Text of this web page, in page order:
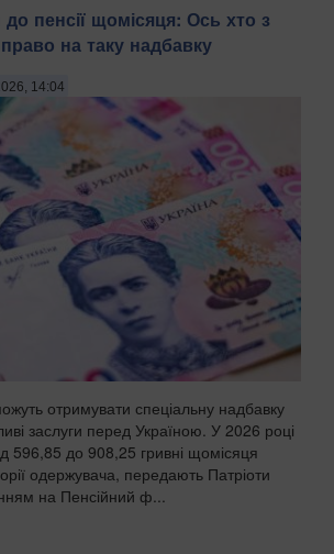
пенсії щомісяця: Ось хто з
на таку надбавку
14:04
отримувати спеціальну надбавку
заслуги перед Україною. У 2026 році
596,85 до 908,25 гривні щомісяця
одержувача, передають Патріоти
на Пенсійний ф...